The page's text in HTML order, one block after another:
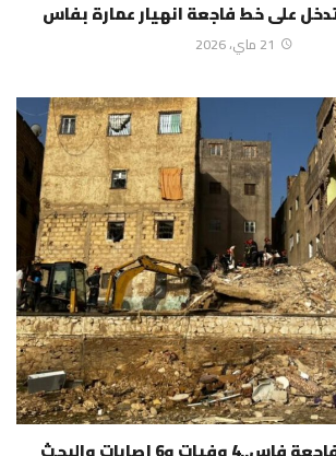
تدخل على خط فاجعة انهيار عمارة بفاس
21 ماي، 2026